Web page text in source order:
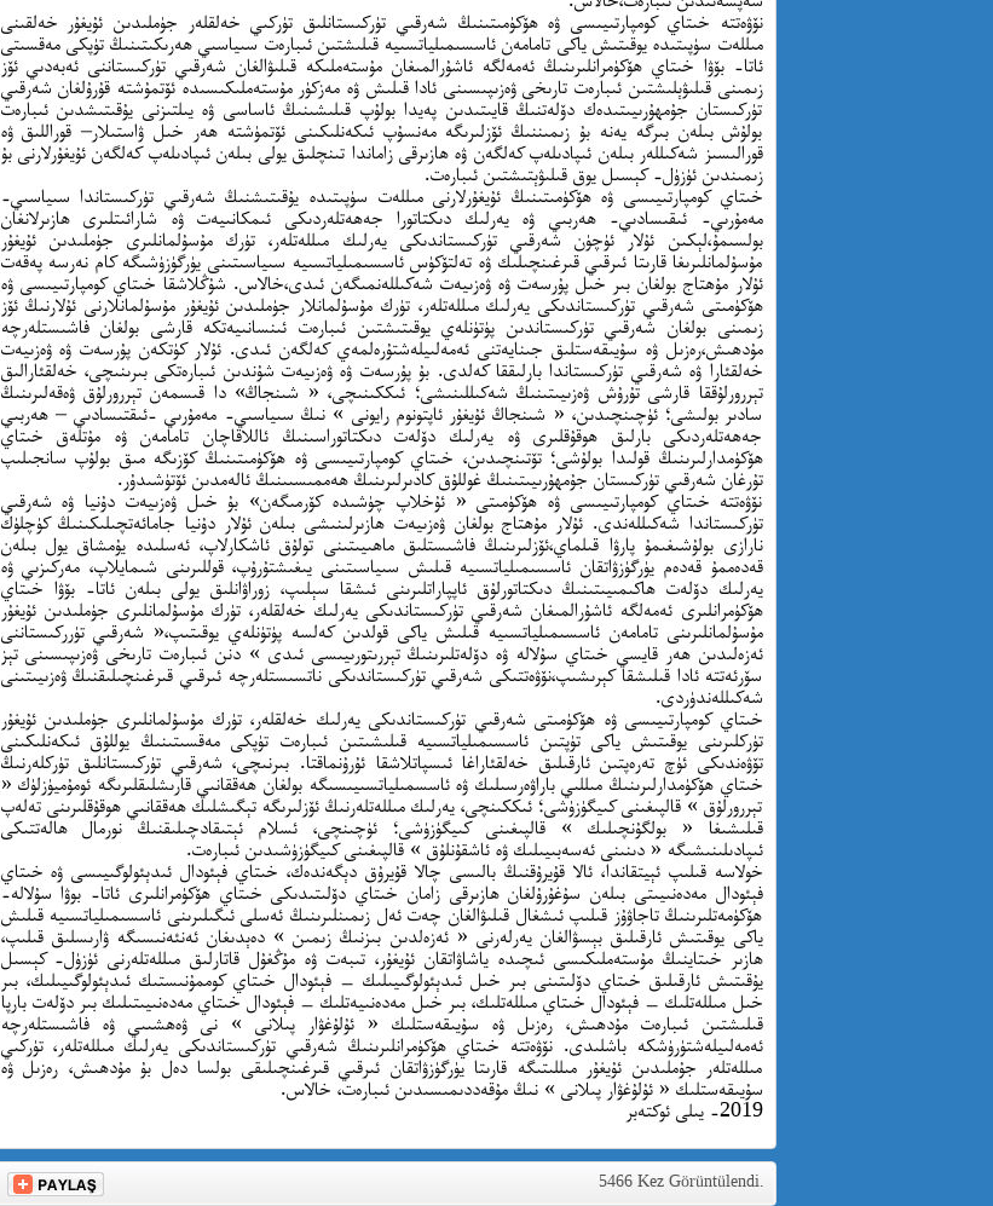
نۆۋەتتە خىتاي كومپارتىيىسى ۋە ھۆكۈمىتىنىڭ شەرقىي تۈركىستانلىق تۈركىي خەلقلەر جۈملىدىن ئۇيغۇر خەلقىنى
مىللەت سۈپىتىدە يوقىتىش ياكى تامامەن ئاسسىمىلياتسىيە قىلىشتىن ئىبارەت سىياسىي ھەرىكىتىنىڭ تۈپكى مەقسىتى
ئاتا- بۆۋا خىتاي ھۆكۈمرانلىرىنىڭ ئەمەلگە ئاشۇرالمىغان مۇستەملىكە قىلىۋالغان شەرقىي تۈركىستاننى ئەبەدىي ئۆز
زىمىنى قىلىۋېلىشتىن ئىبارەت تارىخى ۋەزىپىسىنى ئادا قىلىش ۋە مەزكۈر مۇستەملىكىسىدە ئۆتمۇشتە قۇرۇلغان شەرقىي
تۈركىستان جۇمھۇرىيىتىدەك دۆلەتنىڭ قايىتىدىن پەيدا بولۇپ قىلىشىنىڭ ئاساسى ۋە يىلتىزنى يۇقىتىشدىن ئىبارەت
بولۇش بىلەن بىرگە يەنە بۇ زىمىننىڭ ئۆزلىرىگە مەنسۇپ ئىكەنلىكىنى ئۆتمۈشتە ھەر خىل ۋاستىلار– قوراللىق ۋە
قورالىسىز شەكىللەر بىلەن ئىپادىلەپ كەلگەن ۋە ھازىرقى زاماندا تىنچلىق يولى بىلەن ئىپادىلەپ كەلگەن ئۇيغۇرلارنى بۇ
زىمىندىن ئۈزۈل- كېسىل يوق قىلىۋېتىشتىن ئىبارەت.
خىتاي كومپارتىيىسى ۋە ھۆكۈمىتىنىڭ ئۇيغۇرلارنى مىللەت سۈپىتىدە يۇقىتىشنىڭ شەرقىي تۈركىستاندا سىياسىي-
مەمۇرىي- ئىقىسادىي- ھەربىي ۋە يەرلىك دىكتاتورا جەھەتلەردىكى ئىمكانىيەت ۋە شارائىتلىرى ھازىرلانغان
بولسىمۇ،لېكىن ئۇلار ئۈچۈن شەرقىي تۈركىستاندىكى يەرلىك مىللەتلەر، تۈرك مۇسۇلمانلىرى جۈملىدىن ئۇيغۇر
مۇسۇلمانلىرىغا قارىتا ئىرقىي قىرغىنچىلىك ۋە تەلتۆكۈس ئاسسىمىلياتسىيە سىياسىتىنى يۈرگۈزۈشىگە كام نەرسە پەقەت
ئۇلار مۇھتاج بولغان بىر خىل پۇرسەت ۋە ۋەزىيەت شەكىللەنمىگەن ئىدى،خالاس. شۇڭلاشقا خىتاي كومپارتىيىسى ۋە
ھۆكۈمىتى شەرقىي تۈركىستاندىكى يەرلىك مىللەتلەر، تۈرك مۇسۇلمانلار جۈملىدىن ئۇيغۇر مۇسۇلمانلارنى ئۇلارنىڭ ئۆز
زىمىنى بولغان شەرقىي تۈركىستاندىن پۈتۈنلەي يوقىتىشتىن ئىبارەت ئىنسانىيەتكە قارشى بولغان فاشىستلەرچە
مۇدھىش،رەزىل ۋە سۇيىقەستلىق جىنايەتنى ئەمەلىيلەشتۇرەلمەي كەلگەن ئىدى. ئۇلار كۈتكەن پۇرسەت ۋە ۋەزىيەت
خەلقئارا ۋە شەرقىي تۈركىستاندا بارلىققا كەلدى. بۇ پۇرسەت ۋە ۋەزىيەت شۇندىن ئىبارەتكى بىرىنىچى، خەلقئارالىق
تېررورلۇققا قارشى تۇرۇش ۋەزىيىتىنىڭ شەكىللىنىشى؛ ئىككىنىچى، « شىنجاڭ» دا قىسمەن تېررورلۇق ۋەقەلىرىنىڭ
سادىر بولىشى؛ ئۈچىنچىدىن، « شىنجاڭ ئۇيغۇر ئاپتونوم رايونى » نىڭ سىياسىي- مەمۇرىي -ئىقتىسادىي – ھەربىي
جەھەتلەردىكى بارلىق ھوقۇقلىرى ۋە يەرلىك دۆلەت دىكتاتوراسىنىڭ ئاللاقاچان تامامەن ۋە مۇتلەق خىتاي
ھۆكۈمدارلىرىنىڭ قولىدا بولۇشى؛ تۆتىنچىدىن، خىتاي كومپارتىيىسى ۋە ھۆكۈمىتىنىڭ كۆزىگە مىق بولۇپ سانجىلىپ
تۇرغان شەرقىي تۈركىستان جۇمھۇرىيىتىنىڭ غوللۇق كادىرلىرىنىڭ ھەممىسىىنىڭ ئالەمدىن ئۆتۈشىدۇر.
نۆۋەتتە خىتاي كومپارتىيىسى ۋە ھۆكۈمىتى « ئۇخلاپ چۈشىدە كۆرمىگەن» بۇ خىل ۋەزىيەت دۇنيا ۋە شەرقىي
تۈركىستاندا شەكىللەندى. ئۇلار مۇھتاج بولغان ۋەزىيەت ھازىرلىنىشى بىلەن ئۇلار دۇنيا جامائەتچىلىكىنىڭ كۈچلۈك
نارازى بولۇشىغىمۇ پارۋا قىلماي،ئۆزلىرىنىڭ فاشىستلىق ماھىيىتىنى تولۇق ئاشكارلاپ، ئەسلىدە يۇمشاق يول بىلەن
قەدەممۇ قەدەم يۈرگۈزۋاتقان ئاسسىمىلياتسىيە قىلىش سىياسىتىنى يىغىشتۇرۇپ، قوللىرىنى شىمايلاپ، مەركىزىي ۋە
يەرلىك دۆلەت ھاكىمىيىتىنىڭ دىكتاتورلۇق ئاپپاراتلىرىنى ئىشقا سېلىپ، زوراۋانلىق يولى بىلەن ئاتا- بۆۋا خىتاي
ھۆكۈمرانلىرى ئەمەلگە ئاشۇرالمىغان شەرقىي تۈركىستاندىكى يەرلىك خەلقلەر، تۈرك مۇسۇلمانلىرى جۈملىدىن ئۇيغۇر
مۇسۇلمانلىرىنى تامامەن ئاسسىمىلياتسىيە قىلىش ياكى قولدىن كەلسە پۈتۈنلەي يوقىتىپ،« شەرقىي تۈرركىستاننى
ئەزەلىدىن ھەر قايسي خىتاي سۇلالە ۋە دۆلەتلىرىنىڭ تېررىتورىيىسى ئىدى » دنن ئىبارەت تارىخى ۋەزىپىسىنى تېز
سۆرئەتتە ئادا قىلىشقا كېرىشىپ،نۆۋەتتىكى شەرقىي تۈركىستاندىكى ناتسىستلەرچە ئىرقىي قىرغىنچىلىقنىڭ ۋەزىيىتىنى
شەكىللەندۈردى.
خىتاي كومپارتىيىسى ۋە ھۆكۈمىتى شەرقىي تۈركىستاندىكى يەرلىك خەلقلەر، تۈرك مۇسۇلمانلىرى جۈملىدىن ئۇيغۇر
تۈركلىرىنى يوقىتىش ياكى تۈپتىن ئاسسىمىلياتسىيە قىلىشىتىن ئىبارەت تۈپكى مەقسىتىنىڭ يوللۇق ئىكەنلىكىنى
تۆۋەندىكى ئۈچ تەرەپتىن ئارقىلىق خەلقئاراغا ئىسپاتلاشقا ئۇرۇنماقتا. بىرنىچى، شەرقىي تۈركىستانلىق تۈركلەرنىڭ
خىتاي ھۆكۈمدارلىرىنىڭ مىللىي باراۋەرسىلىك ۋە ئاسسمىلياتسىيىسىگە بولغان ھەققانىي قارىشلىقلىرىگە ئومۇميۈزلۈك «
تېررورلۇق » قالپىغىنى كىيگۈزۈشى؛ ئىككىنچى، يەرلىك مىللەتلەرنىڭ ئۆزلىرىگە تېگىشلىك ھەققانىي ھوقۇقلىرىنى تەلەپ
قىلىشىغا « بولگۇنچىلىك » قالپىغىنى كىيگۈزۈشى؛ ئۈچىنچى، ئسلام ئېتىقادچىلىقنىڭ نورمال ھالەتتىكى
ئىپادىلىنىشىگە « دىنىنى ئەسەبىيىلىك ۋە ئاشقۇنلۇق » قالپىغىنى كىيگۈزۈشىدىن ئىبارەت.
خولاسە قىلىپ ئېيتقاندا، ئالا قۇيرۇقنىڭ بالىسى چالا قۇيرۇق دېگەندەك، خىتاي فېئودال ئىدېئولوگىيىسى ۋە خىتاي
فېئودال مەدەنىيىتى بىلەن سۇغۇرۇلغان ھازىرقى زامان خىتاي دۆلىتىدىكى خىتاي ھۆكۈمرانلىرى ئاتا- بوۋا سۇلالە-
ھۆكۈمەتلىرىنىڭ تاجاۋۇز قىلىپ ئىشغال قىلىۋالغان چەت ئەل زىمىنلىرىنىڭ ئەسلى ئىگىلىرىنى ئاسسىمىلياتسىيە قىلىش
ياكى يوقىتىش ئارقىلىق بېسۋالغان يەرلەرنى « ئەزەلدىن بىزنىڭ زىمىن » دەېدىغان ئەنئەنىسىگە ۋارىسلىق قىلىپ،
ھازىر خىتاينىڭ مۇستەملىكىسى ئىچىدە ياشاۋاتقان ئۇيغۇر، تىبەت ۋە مۇڭغۇل قاتارلىق مىللەتلەرنى ئۈزۈل- كېسىل
يۇقىتىش ئارقىلىق خىتاي دۆلىتىنى بىر خىل ئىدېئولوگىيىلىك — فېئودال خىتاي كوممۇنىستىك ئىدېئولوگىيىلىك، بىر
خىل مىللەتلىك — فېئودال خىتاي مىللەتلىك، بىر خىل مەدەنىيەتلىك — فېئودال خىتاي مەدەنىيىتىلىك بىر دۆلەت بارپا
قىلىشتىن ئىبارەت مۇدھىش، رەزىل ۋە سۇيىقەستلىك « ئۇلۇغۋار پىلانى » نى ۋەھشىىي ۋە فاشىستلەرچە
ئەمەلىيلەشتۈرۈشكە باشلىدى. نۆۋەتتە خىتاي ھۆكۈمرانلىرىنىڭ شەرقىي تۈركىستاندىكى يەرلىك مىللەتلەر، تۈركىي
مىللەتلەر جۇملىدىن ئۇيغۇر مىللىتىگە قارىتا يۈرگۈزۋاتقان ئىرقىي قىرغىنچىلىقى بولسا دەل بۇ مۇدھىش، رەزىل ۋە
سۇيىقەستلىك « ئۇلۇغۋار پىلانى » نىڭ مۇقەددىمىسىدىن ئىبارەت، خالاس.
2019- يىلى ئوكتەبر
5466 Kez Görüntülendi.